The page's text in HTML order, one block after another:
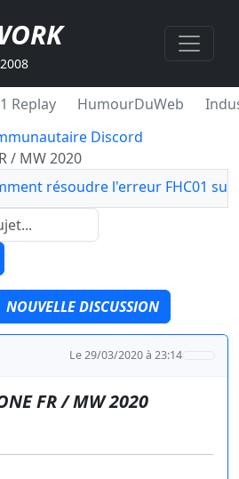
Replay HumourDuWeb
Discord
/ MW 2020
résoudre l'erreur FHC01 sur
NOUVELLE DISCUSSION
Le 29/03/2020 à 23:14
FR / MW 2020